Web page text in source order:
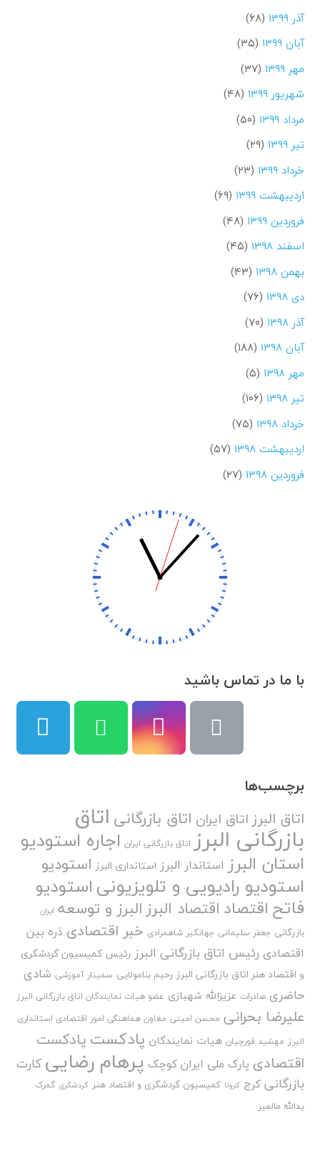
آذر ۱۳۹۹
(۶۸)
آبان ۱۳۹۹
(۳۵)
مهر ۱۳۹۹
(۳۷)
شهریور ۱۳۹۹
(۴۸)
مرداد ۱۳۹۹
(۵۰)
تیر ۱۳۹۹
(۲۹)
خرداد ۱۳۹۹
(۲۳)
اردیبهشت ۱۳۹۹
(۶۹)
فروردین ۱۳۹۹
(۴۸)
اسفند ۱۳۹۸
(۴۵)
بهمن ۱۳۹۸
(۴۳)
دی ۱۳۹۸
(۷۶)
آذر ۱۳۹۸
(۷۰)
آبان ۱۳۹۸
(۱۸۸)
مهر ۱۳۹۸
(۵)
تیر ۱۳۹۸
(۱۰۶)
خرداد ۱۳۹۸
(۷۵)
اردیبهشت ۱۳۹۸
(۵۷)
فروردین ۱۳۹۸
(۲۷)
با ما در تماس باشید
برچسب‌ها
اتاق البرز اتاق ایران اتاق بازرگانی اتاق
بازرگانی البرز اتاق بازرگانی ایران اجاره استودیو
استان البرز استاندار البرز استانداری البرز استودیو
استودیو رادیویی و تلویزیونیاستودیو
فاتح اقتصاد اقتصاد البرزالبرز و توسعه ایران
بازرگانی جعفر سلیمانی جهانگیر شاهمرادی خبر اقتصادی ذره بین
اقتصادی رئیس اتاق بازرگانی البرز رئیس کمیسیون گردشگری
و اقتصاد هنر اتاق بازرگانی البرز رحیم بنامولایی سمینار آموزشی شادی
حاضری صادرات عزیزالله شهبازی عضو هیات نمایندگان اتاق بازرگانی البرز
علیرضا بحرانی محسن امینی معاون هماهنگی امور اقتصادی استانداری
البرز مهشید قورچیان هیات نمایندگان پادکست پادکست
اقتصادی پارک ملی ایران کوچک پرهام رضایی کارت
بازرگانی کرج کرونا کمیسیون گردشگری و اقتصاد هنر گردشگری گمرک
یدالله مالمیر